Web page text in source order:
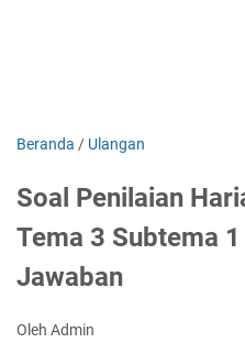
Beranda / Ulangan
Soal Penilaian
Tema 3 Subtema
Jawaban
Oleh Admin